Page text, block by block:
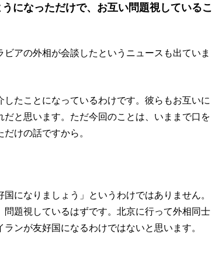
になっただけで、お互い問題視しているこ
アの外相が会談したというニュースも出ていま
たことになっているわけです。彼らもお互いに
と思います。ただ今回のことは、いままで口を
けの話ですから。
になりましょう」というわけではありません。
題視しているはずです。北京に行って外相同士
ンが友好国になるわけではないと思います。